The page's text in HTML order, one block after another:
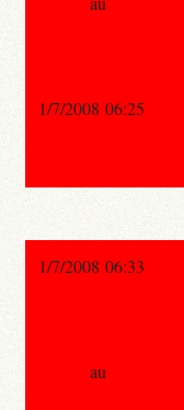
1/7/2008 06:25
1/7/2008 06:33
au